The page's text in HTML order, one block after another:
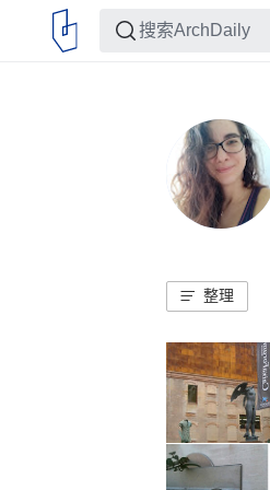
整理